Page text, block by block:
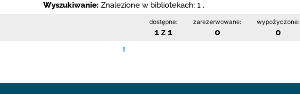
Wyszukiwanie: Znalezione w bibliotekach: 1 .
dostępne:
1 z 1
zarezerwowane:
0
wypożyczone:
0
1